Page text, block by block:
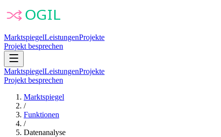
MarktspiegelLeistungenProjekte
Projekt besprechen
MarktspiegelLeistungenProjekte
Projekt besprechen
Marktspiegel
/
Funktionen
/
Datenanalyse